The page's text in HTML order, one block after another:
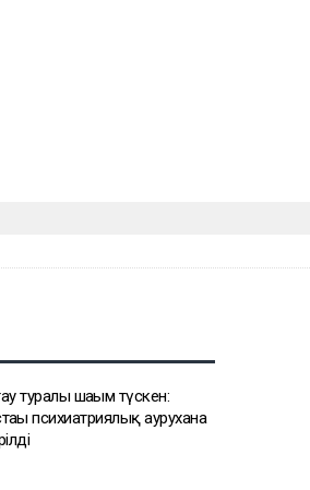
туралы шағым түскен:
психиатриялық аурухана